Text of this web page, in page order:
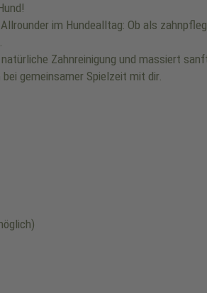
im Hundealltag: Ob als
Zahnreinigung und massiert
gemeinsamer Spielzeit mit dir.